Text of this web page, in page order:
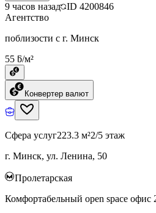
9 часов назад ID 4200846
Агентство
поблизости с г. Минск
55 ƃ/м²
Конвертер валют
Сфера услуг223.3 м²2/5 этаж
г. Минск, ул. Ленина, 50
Пролетарская
Комфортабельный open space офис